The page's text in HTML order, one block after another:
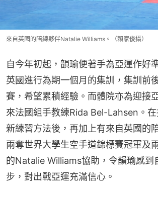
來自英國的陪練夥伴Natalie Williams。（賴家俊攝）
自今年初起，韻瑜便著手為亞運作好
英國進行為期一個月的集訓，集訓前
賽，希望累積經驗。而體院亦為迎接
來法國組手教練Rida Bel-Lahsen。在
新練習方法後，再加上有來自英國
兩奪世界大學生空手道錦標賽冠軍及
的Natalie Williams協助，令韻瑜感到
步，對出戰亞運充滿信心。